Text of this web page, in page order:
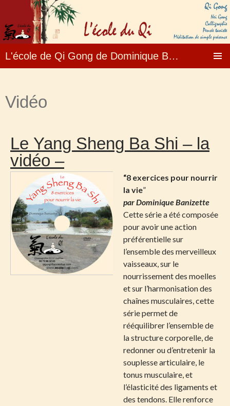
L'école de Qi Gong de Dominique Banizette –
Vidéo
Le Yang Sheng Ba Shi – la
vidéo –
“8 exercices pour nourrir
la vie”
par Dominique Banizette
Cette série a été composée
pour avoir une action
préférentielle sur
l’ensemble des merveilleux
vaisseaux, sur le
nourrissement des moelles
et sur l’harmonisation des
chaînes musculaires, cette
série permet de
rééquilibrer l’ensemble de
la structure corporelle, de
redonner ou d’entretenir la
souplesse articulaire, le
tonus musculaire, et
l’élasticité des ligaments et
des tendons. Elle renforce